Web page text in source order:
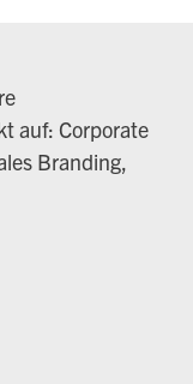
auf: Corporate
Branding,